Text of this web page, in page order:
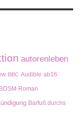
autorenleben
BBC Audible ab16
BDSM-Roman
Barfuß durchs